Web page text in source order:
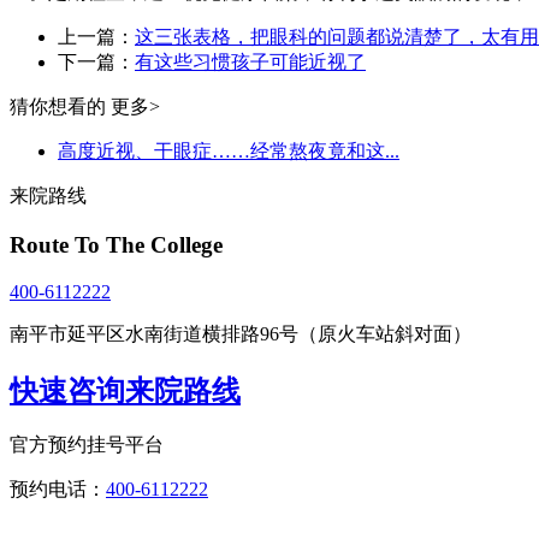
上一篇： 这三张表格，把眼科的问题都说清楚了，太有
下一篇： 有这些习惯孩子可能近视了
猜你想看的 更多>
高度近视、干眼症……经常熬夜竟和这...
来院路线
Route To The College
400-6112222
南平市延平区水南街道横排路96号（原火车站斜对面）
快速咨询来院路线
官方预约挂号平台
预约电话： 400-6112222